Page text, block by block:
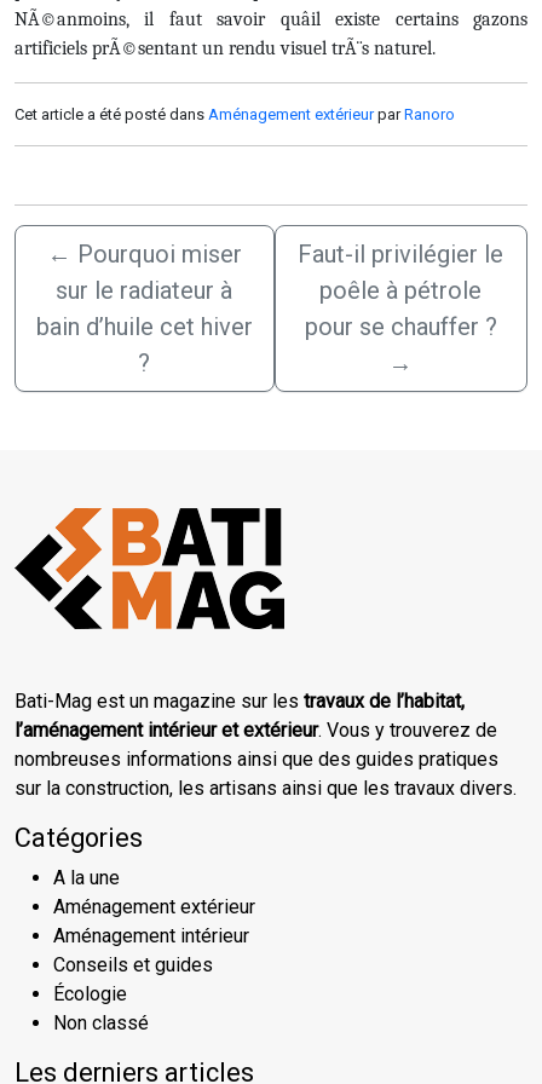
NÃ©anmoins, il faut savoir quâil existe certains gazons
artificiels prÃ©sentant un rendu visuel trÃ¨s naturel.
Cet article a été posté dans Aménagement extérieurparRanoro
← Pourquoi miser
sur le radiateur à
bain d’huile cet hiver
?
Faut-il privilégier le
poêle à pétrole
pour se chauffer ?
→
Bati-Mag est un magazine sur les travaux de l’habitat,
l’aménagement intérieur et extérieur. Vous y trouverez de
nombreuses informations ainsi que des guides pratiques
sur la construction, les artisans ainsi que les travaux divers.
Catégories
A la une
Aménagement extérieur
Aménagement intérieur
Conseils et guides
Écologie
Non classé
Les derniers articles